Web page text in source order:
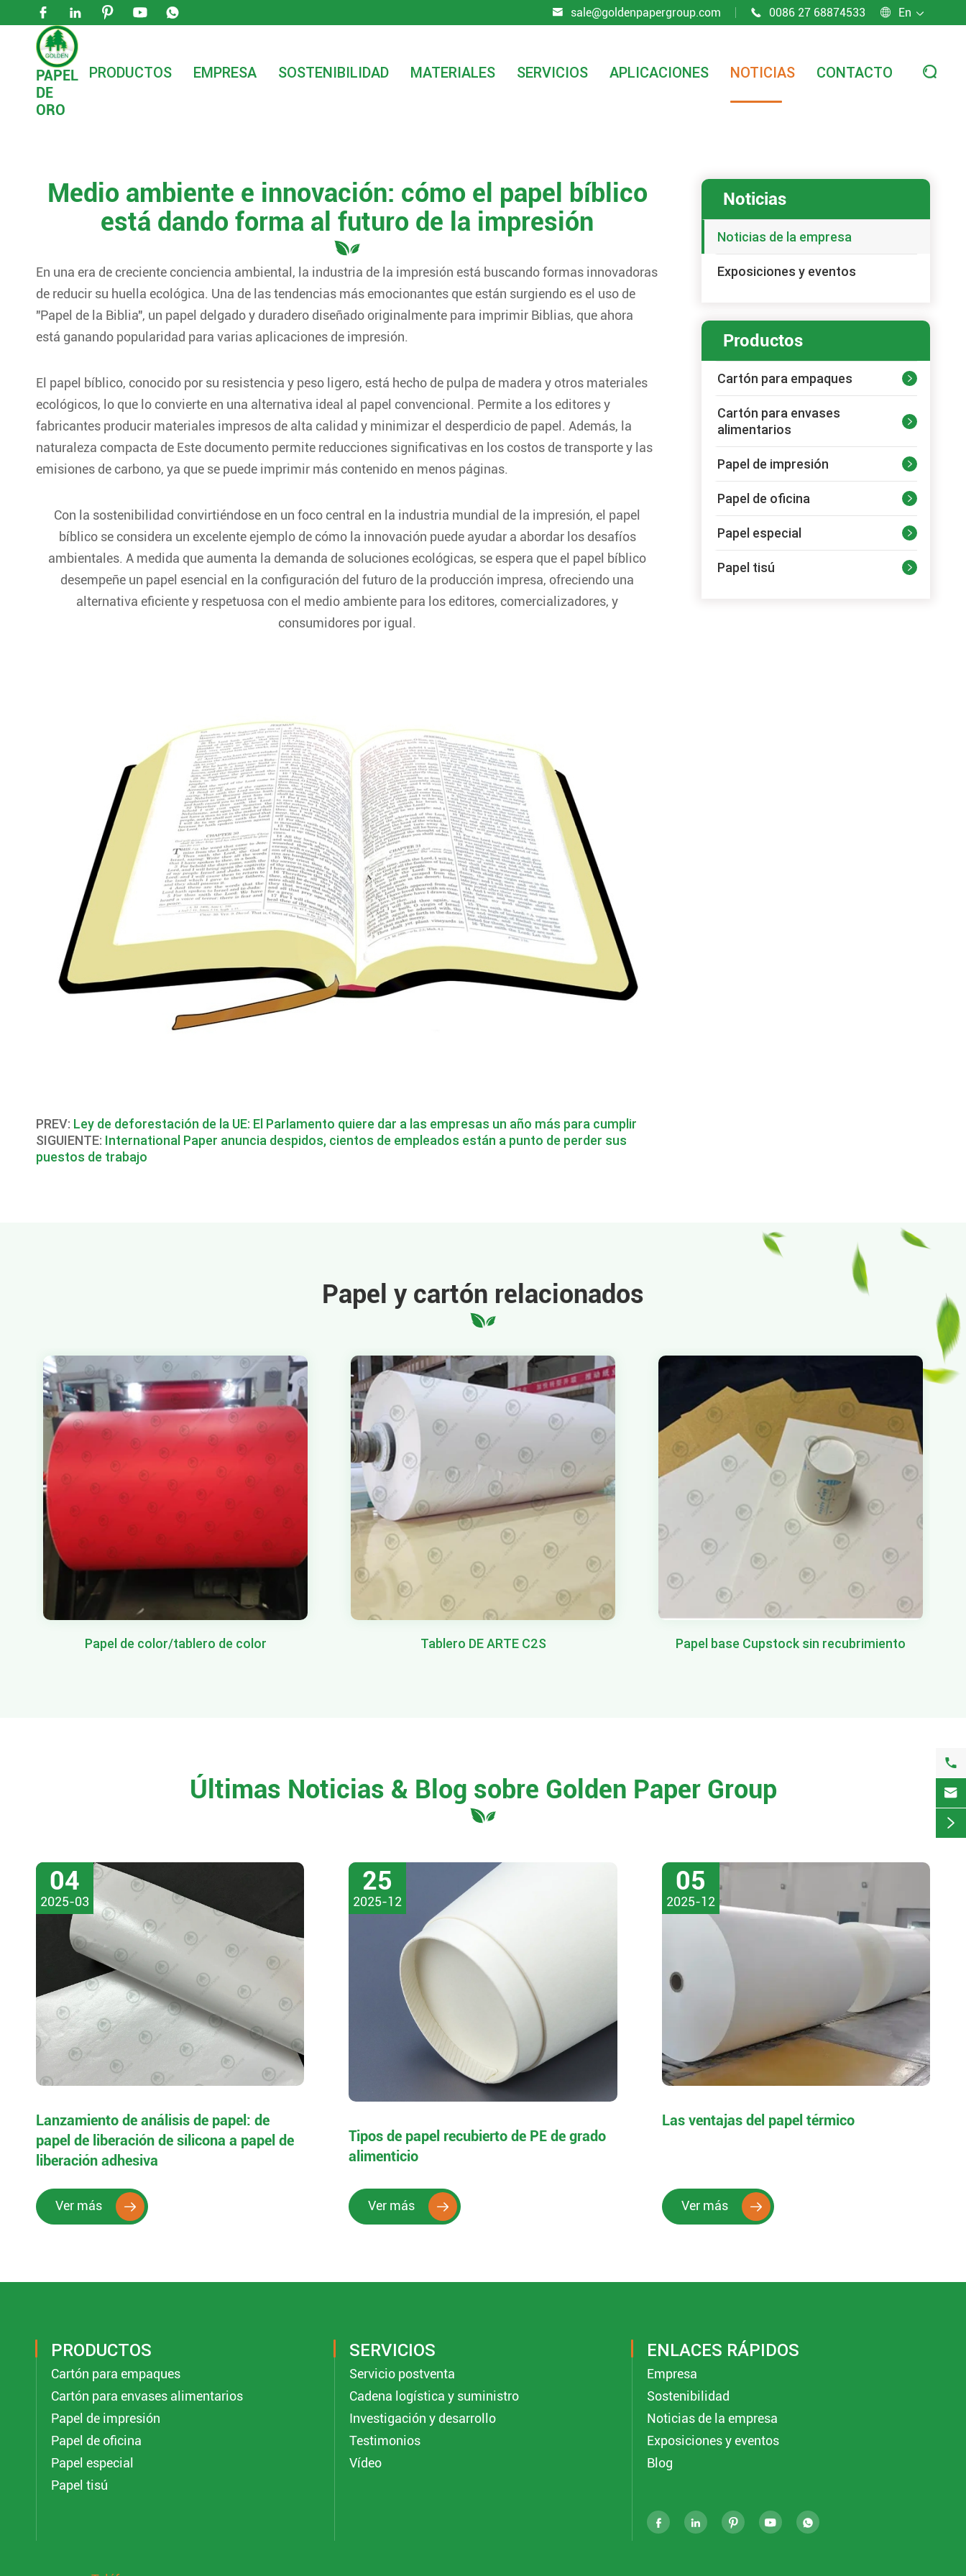
      sale@goldenpapergroup.com  0086 27 68874533  En 
PAPEL
DE
ORO
PRODUCTOS EMPRESA SOSTENIBILIDAD MATERIALES SERVICIOS APLICACIONES NOTICIAS CONTACTO 
 Hogar Medio ambiente e innovación: cómo el papel bíblico está dando forma al futuro de la impresión
Medio ambiente e innovación: cómo el papel bíblico
está dando forma al futuro de la impresión
En una era de creciente conciencia ambiental, la industria de la impresión está buscando formas innovadoras
de reducir su huella ecológica. Una de las tendencias más emocionantes que están surgiendo es el uso de
"Papel de la Biblia", un papel delgado y duradero diseñado originalmente para imprimir Biblias, que ahora
está ganando popularidad para varias aplicaciones de impresión.
El papel bíblico, conocido por su resistencia y peso ligero, está hecho de pulpa de madera y otros materiales
ecológicos, lo que lo convierte en una alternativa ideal al papel convencional. Permite a los editores y
fabricantes producir materiales impresos de alta calidad y minimizar el desperdicio de papel. Además, la
naturaleza compacta de Este documento permite reducciones significativas en los costos de transporte y las
emisiones de carbono, ya que se puede imprimir más contenido en menos páginas.
Con la sostenibilidad convirtiéndose en un foco central en la industria mundial de la impresión, el papel
bíblico se considera un excelente ejemplo de cómo la innovación puede ayudar a abordar los desafíos
ambientales. A medida que aumenta la demanda de soluciones ecológicas, se espera que el papel bíblico
desempeñe un papel esencial en la configuración del futuro de la producción impresa, ofreciendo una
alternativa eficiente y respetuosa con el medio ambiente para los editores, comercializadores, y
consumidores por igual.
PREV: Ley de deforestación de la UE: El Parlamento quiere dar a las empresas un año más para cumplir
SIGUIENTE: International Paper anuncia despidos, cientos de empleados están a punto de perder sus
puestos de trabajo
Noticias
Noticias de la empresa
Exposiciones y eventos
Productos
Cartón para empaques 
Cartón para envases
alimentarios

Papel de impresión 
Papel de oficina 
Papel especial 
Papel tisú 
Papel y cartón relacionados
Papel de color/tablero de color Tablero DE ARTE C2S Papel base Cupstock sin recubrimiento
Últimas Noticias & Blog sobre Golden Paper Group
04
2025-03
Lanzamiento de análisis de papel: de
papel de liberación de silicona a papel de
liberación adhesiva
Ver más 
25
2025-12
Tipos de papel recubierto de PE de grado
alimenticio
Ver más 
05
2025-12
Las ventajas del papel térmico
Ver más 
PRODUCTOS
Cartón para empaques
Cartón para envases alimentarios
Papel de impresión
Papel de oficina
Papel especial
Papel tisú
SERVICIOS
Servicio postventa
Cadena logística y suministro
Investigación y desarrollo
Testimonios
Vídeo
ENLACES RÁPIDOS
Empresa
Sostenibilidad
Noticias de la empresa
Exposiciones y eventos
Blog
    


